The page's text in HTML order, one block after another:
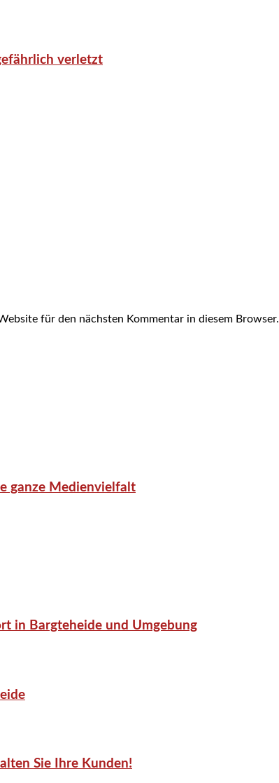
verletzt
für den nächsten Kommentar in diesem Browser.
ganze Medienvielfalt
in Bargteheide und Umgebung
Sie Ihre Kunden!